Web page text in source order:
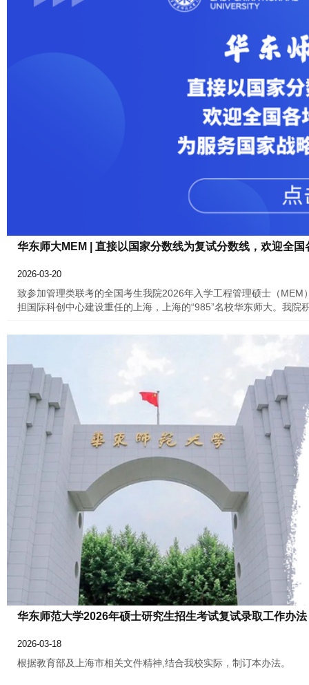
华东师大MEM | 直接以国家分数线为复试分数线，欢迎全
2026-03-20
致参加管理类联考的全国考生我院2026年入学工程管理硕士（
担国际科创中心建设重任的上海，上海的“985”名校华东师大。我
新与产业创新深度融合的高级人才。无论你来自全国哪座城市，华
华东师范大学2026年硕士研究生招生考试复试录取工作办法
2026-03-18
根据教育部及上海市相关文件精神,结合我校实际，制订本办法。